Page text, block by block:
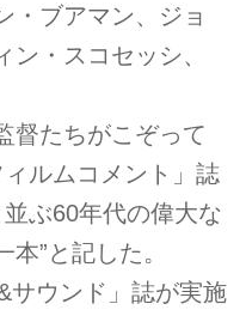
・ブアマン、ジョ
・スコセッシ、
督たちがこぞって
ルムコメント」誌
ぶ60年代の偉大な
”と記した。
サウンド」誌が実施